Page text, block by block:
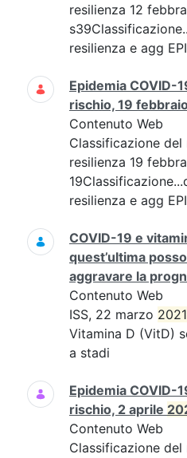
resilienza 12
resilienza e agg
Epidemia COVID-
rischio, 19
Contenuto Web
Classificazione del
resilienza 19
resilienza e agg
COVID-19 e
quest’ultima
aggravare la
Contenuto Web
ISS, 22 marzo 2021
Vitamina D (VitD)
a stadi
Epidemia COVID-
rischio, 2 aprile
Contenuto Web
Classificazione del